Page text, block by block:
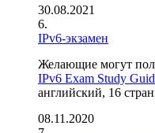
30.08.2021
IPv6-экзамен
Желающие могут
IPv6 Exam Study
английский, 16
08.11.2020